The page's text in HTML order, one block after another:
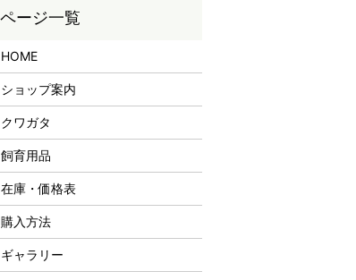
HOME
ショップ案内
クワガタ
飼育用品
在庫・価格表
購入方法
ギャラリー